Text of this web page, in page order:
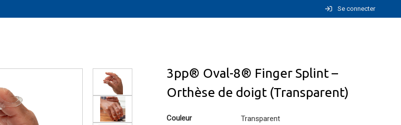
Se connecter
3pp® Oval-8® Finger Splint –
Orthèse de doigt (Transparent)
Couleur
Transparent